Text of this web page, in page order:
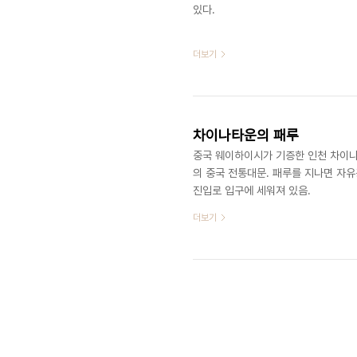
있다. ​​​​​
더보기
차이나타운의 패루
중국 웨이하이시가 기증한 인천 차이
의 중국 전통대문. 패루를 지나면 자
진입로 입구에 세워져 있음. ​​
더보기